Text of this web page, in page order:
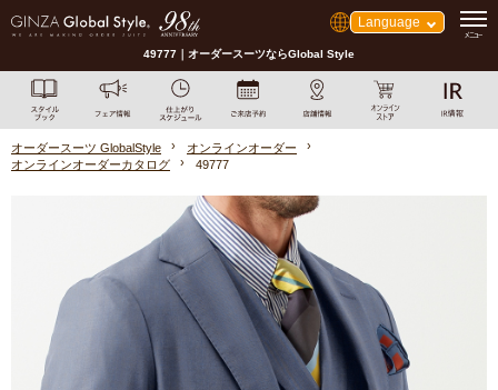
Language
49777｜オーダースーツならGlobal Style
オーダースーツ GlobalStyle
オンラインオーダー
オンラインオーダーカタログ
49777